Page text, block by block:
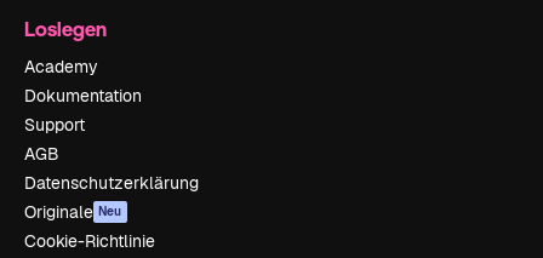
Loslegen
Academy
Dokumentation
Support
AGB
Datenschutzerklärung
Originale Neu
Cookie-Richtlinie